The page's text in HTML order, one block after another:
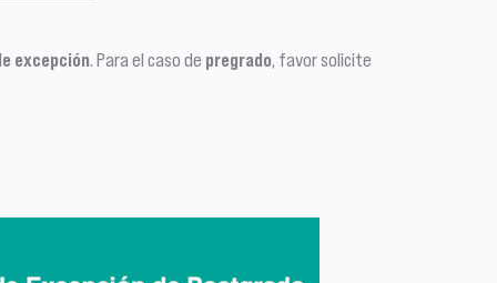
excepción. Para el caso de pregrado, favor solicite